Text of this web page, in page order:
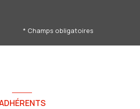
* Champs obligatoires